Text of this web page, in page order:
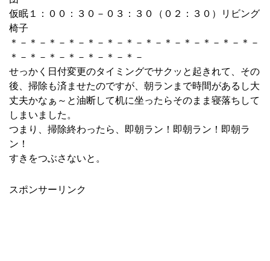
仮眠１：００：３０－０３：３０（０２：３０）リビング
椅子
＊－＊－＊－＊－＊－＊－＊－＊－＊－＊－＊－＊－＊－
＊－＊－＊－＊－＊－＊－＊－
せっかく日付変更のタイミングでサクッと起きれて、その
後、掃除も済ませたのですが、朝ランまで時間があるし大
丈夫かなぁ～と油断して机に坐ったらそのまま寝落ちして
しまいました。
つまり、掃除終わったら、即朝ラン！即朝ラン！即朝ラ
ン！
すきをつぶさないと。
スポンサーリンク